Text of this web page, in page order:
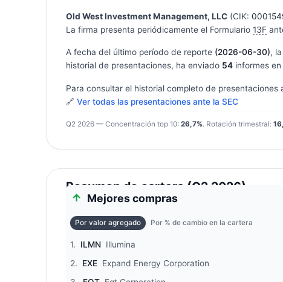
Old West Investment Management, LLC(CIK:
La firma presenta periódicamente el Formulario 13F
A fecha del último período de reporte (2026-06-30),
historial de presentaciones, ha enviado 54informes en
Para consultar el historial completo de presentaciones
🔗 Ver todas las presentaciones ante la SEC
Q2 2026 — Concentración top 10: 26,7%. Rotación trimestral:
Resumen de cartera (Q2 2026)
Mejores compras
Por valor agregado Por % de cambio en la cartera
1. ILMN Illumina
2.
EXE Expand Energy Corporation